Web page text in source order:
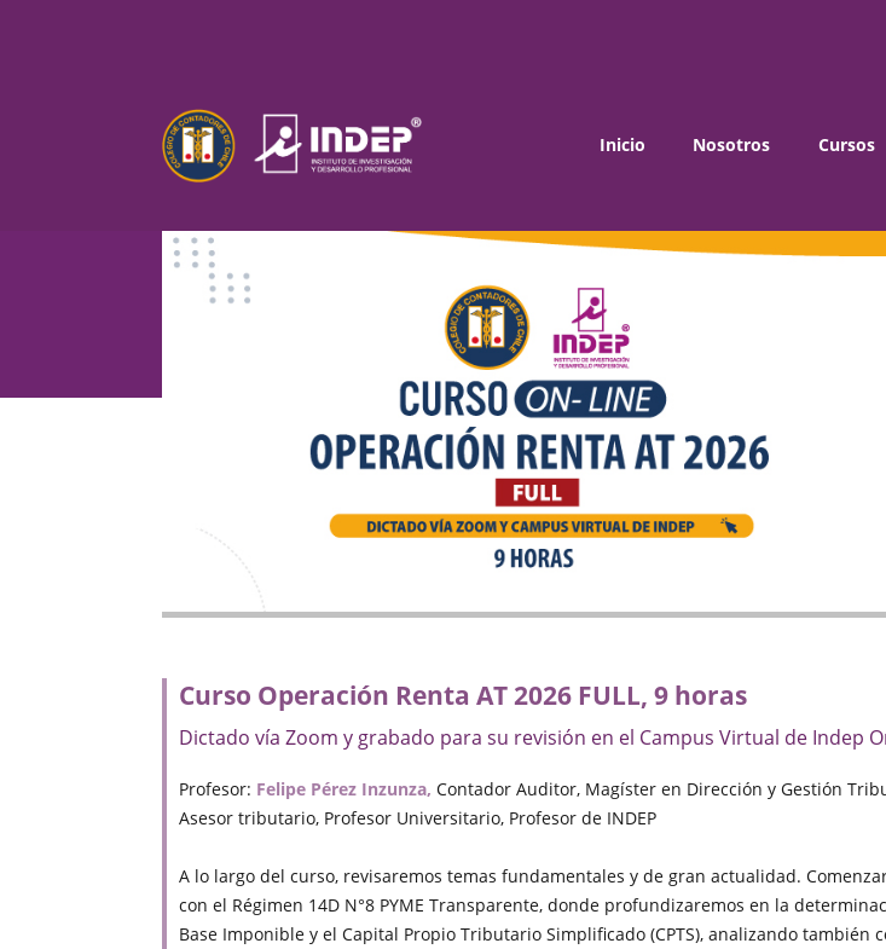
Inicio Nosotros Cursos
Curso Operación Renta AT 2026 FULL, 9 horas
Dictado vía Zoom y grabado para su revisión en el Campus Virtual de Indep
Profesor: Felipe Pérez Inzunza, Contador Auditor, Magíster en Dirección y Gestión
Asesor tributario, Profesor Universitario, Profesor de INDEP
A lo largo del curso, revisaremos temas fundamentales y de gran actualidad.
con el Régimen 14D N°8 PYME Transparente, donde profundizaremos en la
Base Imponible y el Capital Propio Tributario Simplificado (CPTS), analizando también